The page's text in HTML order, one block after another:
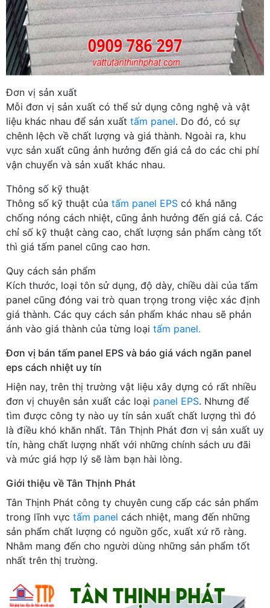
Đơn vị sản xuất
Mỗi đơn vị sản xuất có thể sử dụng công nghệ và vật
liệu khác nhau để sản xuất tấm panel. Do đó, có sự
chênh lệch về chất lượng và giá thành. Ngoài ra, khu
vực sản xuất cũng ảnh hưởng đến giá cả do các chi phí
vận chuyển và sản xuất khác nhau.
Thông số kỹ thuật
Thông số kỹ thuật của tấm panel EPS có khả năng
chống nóng cách nhiệt, cũng ảnh hưởng đến giá cả. Các
chỉ số kỹ thuật càng cao, chất lượng sản phẩm càng tốt
thì giá tấm panel cũng cao hơn.
Quy cách sản phẩm
Kích thước, loại tôn sử dụng, độ dày, chiều dài của tấm
panel cũng đóng vai trò quan trọng trong việc xác định
giá thành. Các quy cách sản phẩm khác nhau sẽ phản
ánh vào giá thành của từng loại tấm panel.
Đơn vị bán tấm panel EPS và báo giá vách ngăn panel
eps cách nhiệt uy tín
Hiện nay, trên thị trường vật liệu xây dựng có rất nhiều
đơn vị chuyên sản xuất các loại panel EPS. Nhưng để
tìm được công ty nào uy tín sản xuất chất lượng thì đó
là điều khó khăn nhất. Tân Thịnh Phát đơn vị sản xuất uy
tín, hàng chất lượng nhất với những chính sách ưu đãi
và mức giá hợp lý sẽ làm bạn hài lòng.
Giới thiệu về Tân Thịnh Phát
Tân Thịnh Phát công ty chuyên cung cấp các sản phẩm
trong lĩnh vực tấm panel cách nhiệt, mang đến những
sản phẩm chất lượng có nguồn gốc, xuất xứ rõ ràng.
Nhằm mang đến cho người dùng những sản phẩm tốt
nhất trên thị trường.